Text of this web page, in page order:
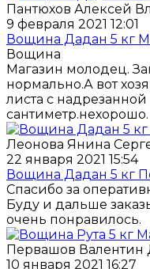
Пантюхов Алексей
9 февраля 2021 12:01
Вощина Дадан 5 кг
Вощина
Магазин молодец.
нормально.А вот
листа с
сантиметр.нехорошо.
Леонова Янина
22 января 2021 15:54
Вощина Дадан 5 кг
Спасибо за
Буду и дальше
очень понравилось.
Первашов Валентин
10 января 2021 16:27